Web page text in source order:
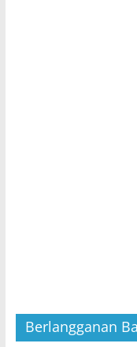
Berlangganan